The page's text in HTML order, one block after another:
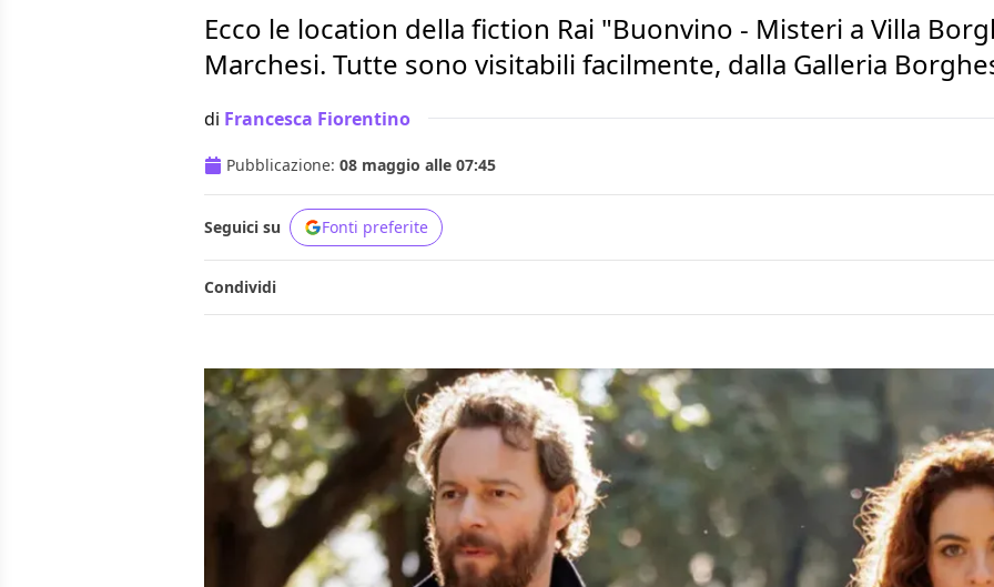
Ecco le location della fiction Rai "Buonvino - Misteri a Villa
Marchesi. Tutte sono visitabili facilmente, dalla Galleria
di Francesca Fiorentino
Pubblicazione: 08 maggio alle 07:45
Seguici su Fonti preferite
Condividi